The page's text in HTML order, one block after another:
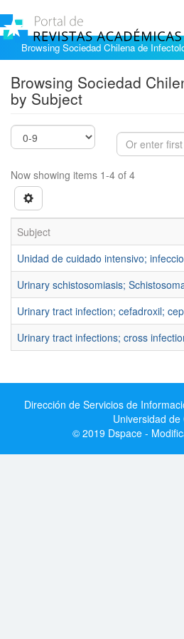
Browsing Sociedad Chilena de
Browsing Sociedad
by Subject
Now showing items 1-4 of 4
Subject
Unidad de cuidado intensivo;
Urinary schistosomiasis;
Urinary tract infection; cefadroxil;
Urinary tract infections; cross
Dirección de Servicios de
Universidad de
© 2019 Dspace -